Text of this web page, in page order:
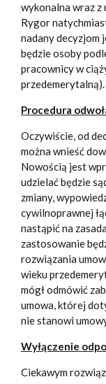
wykonalna wraz z
Rygor
nadany decyzjom
będzie osoby
pracownicy w
przedemerytalną).
Procedura
Oczywiście, od
można wnieść
Nowością jest
udzielać będzie
zmiany,
cywilnoprawnej
nastąpić na
zastosowanie
rozwiązania
wieku
mógł odmówić
umowa, której
nie stanowi
Wyłączenie
Ciekawym